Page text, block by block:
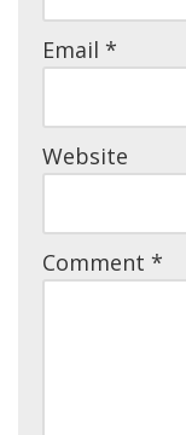
Email *
Website
Comment *